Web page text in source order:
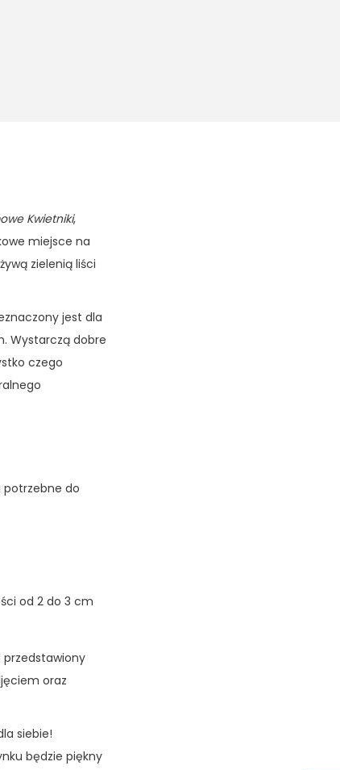
Kwietniki,
miejsce na
zielenią liści
jest dla
Wystarczą dobre
czego
potrzebne do
od 2 do 3 cm
oraz
siebie!
będzie piękny